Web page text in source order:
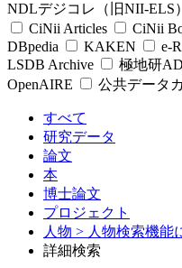
NDLデジコレ（旧NII-ELS
CiNii Articles
CiNii
DBpedia
KAKEN e-
LSDB Archive
極地研
OpenAIRE
公共データ
すべて
研究データ
論文
本
博士論文
プロジェクト
人物 > 人物検索機能
詳細検索